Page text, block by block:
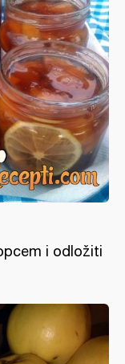
i odložiti